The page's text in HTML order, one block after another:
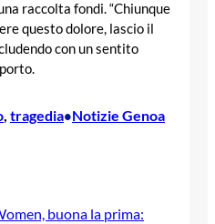
raccolta fondi. “Chiunque
questo dolore, lascio il
con un sentito
, tragedia•Notizie Genoa
buona la prima: